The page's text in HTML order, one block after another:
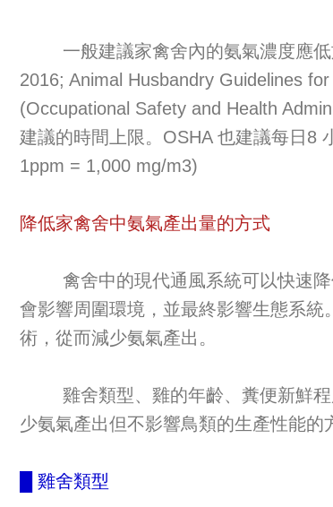
一般建議家禽舍內的氨氣濃度應低
2016; Animal Husbandry Guidelines
(Occupational Safety and Health
建議的時間上限。OSHA 也建議每日8
1ppm = 1,000 mg/m3)
降低家禽舍中氨氣產出量的方式
禽舍中的現代通風系統可以快速降
會影響周圍環境，並最終影響生態系
術，從而減少氨氣產出。
雞舍類型、雞的年齡、糞便新鮮程
少氨氣產出但不影響鳥類的生產性能的
█ 雞舍類型